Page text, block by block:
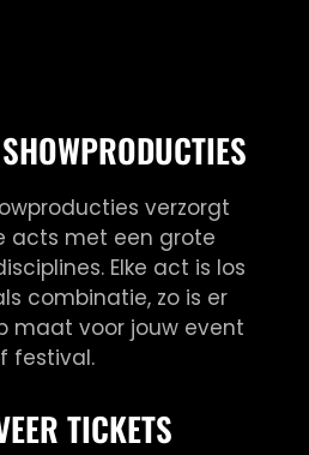
verzorgt
acts met een grote
Elke act is los
combinatie, zo is er
maat voor jouw event
festival.
TICKETS